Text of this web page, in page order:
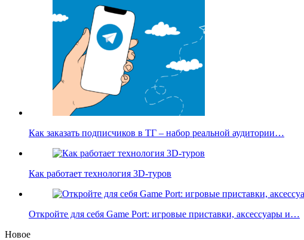
Как заказать подписчиков в ТГ – набор реальной аудитории…
Как работает технология 3D-туров
Откройте для себя Game Port: игровые приставки, аксессуары и…
Новое